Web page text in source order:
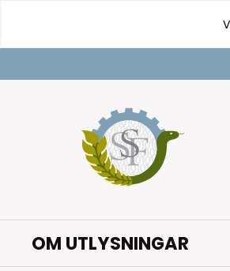
innehåll
OM UTLYSNINGAR